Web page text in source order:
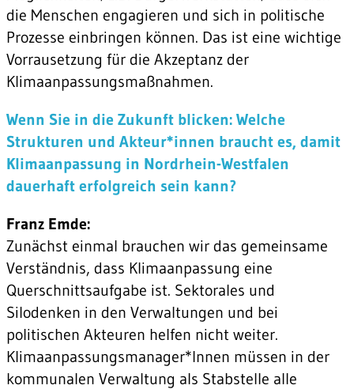
die Menschen engagieren und sich in politische
Prozesse einbringen können. Das ist eine wichtige
Vorrausetzung für die Akzeptanz der
Klimaanpassungsmaßnahmen.
Wenn Sie in die Zukunft blicken: Welche
Strukturen und Akteur*innen braucht es, damit
Klimaanpassung in Nordrhein-Westfalen
dauerhaft erfolgreich sein kann?
Franz Emde:
Zunächst einmal brauchen wir das gemeinsame
Verständnis, dass Klimaanpassung eine
Querschnittsaufgabe ist. Sektorales und
Silodenken in den Verwaltungen und bei
politischen Akteuren helfen nicht weiter.
Klimaanpassungsmanager*Innen müssen in der
kommunalen Verwaltung als Stabstelle alle